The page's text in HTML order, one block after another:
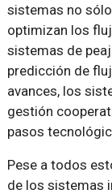
sistemas no
optimizan los
sistemas de
predicción de
avances, los
gestión
pasos
Pese a todos
de los sistemas